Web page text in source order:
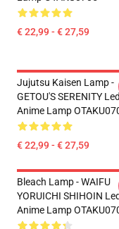
€ 22,99 - € 27,59
Jujutsu Kaisen Lamp -
GETOU'S SERENITY
Anime Lamp
€ 22,99 - € 27,59
Bleach Lamp - WAIFU
YORUICHI SHIHOIN
Anime Lamp